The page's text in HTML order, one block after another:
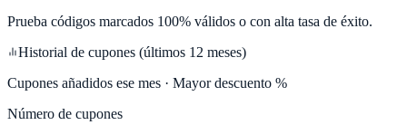
Prueba códigos marcados 100% válidos o con alta tasa de éxito.
Historial de cupones (últimos 12 meses)
Cupones añadidos ese mes · Mayor descuento %
Número de cupones